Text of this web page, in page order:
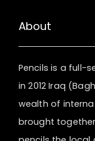
About
Pencils is a full-
in 2012 Iraq
wealth of
brought